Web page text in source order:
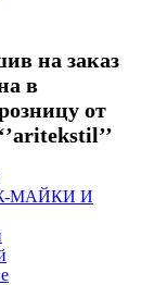
на заказ
в
от
МАЙКИ И